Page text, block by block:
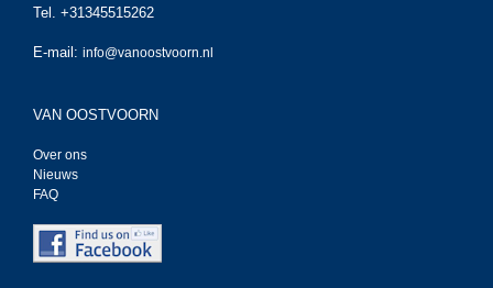
Tel. +31345515262
E-mail: info@vanoostvoorn.nl
VAN OOSTVOORN
Over ons
Nieuws
FAQ